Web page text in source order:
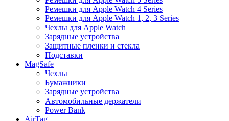
Ремешки для Apple Watch 4 Series
Ремешки для Apple Watch 1, 2, 3 Series
Чехлы для Apple Watch
Зарядные устройства
Защитные пленки и стекла
Подставки
MagSafe
Чехлы
Бумажники
Зарядные устройства
Автомобильные держатели
Power Bank
AirTag